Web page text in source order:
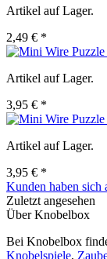
Artikel auf Lager.
2,49 € *
Artikel auf Lager.
3,95 € *
Artikel auf Lager.
3,95 € *
Kunden haben sich
Zuletzt angesehen
Über Knobelbox
Bei Knobelbox
Knobelspiele,